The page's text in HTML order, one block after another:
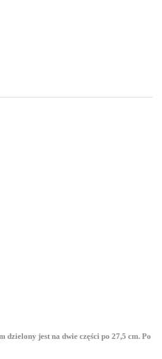
jest na dwie części po 27,5 cm. Po